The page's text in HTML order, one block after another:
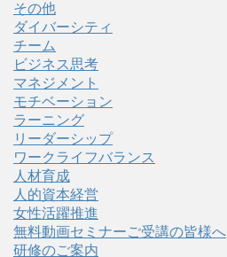
その他
ダイバーシティ
チーム
ビジネス思考
マネジメント
モチベーション
ラーニング
リーダーシップ
ワークライフバランス
人材育成
人的資本経営
女性活躍推進
無料動画セミナーご受講の皆様へ
研修のご案内